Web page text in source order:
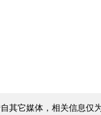
其它媒体，相关信息仅